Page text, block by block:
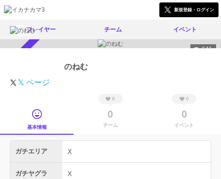
新規登録・ログイン
プレイヤー チーム イベント
641
のねむ
𝕏 ページ
基本情報
0
0
チーム
0
0
イベント
ガチエリア X
ガチヤグラ X